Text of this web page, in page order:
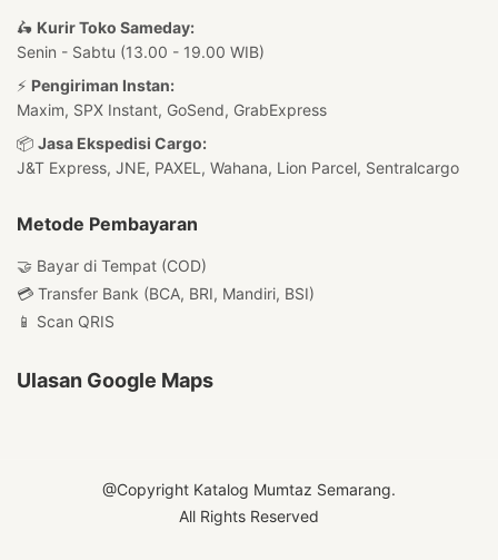
🛵 Kurir Toko Sameday:
Senin - Sabtu (13.00 - 19.00 WIB)
⚡ Pengiriman Instan:
Maxim, SPX Instant, GoSend, GrabExpress
📦 Jasa Ekspedisi Cargo:
J&T Express, JNE, PAXEL, Wahana, Lion Parcel, Sentralcargo
Metode Pembayaran
🤝 Bayar di Tempat (COD)
💳 Transfer Bank (BCA, BRI, Mandiri, BSI)
📱 Scan QRIS
Ulasan Google Maps
@Copyright Katalog Mumtaz Semarang.
All Rights Reserved